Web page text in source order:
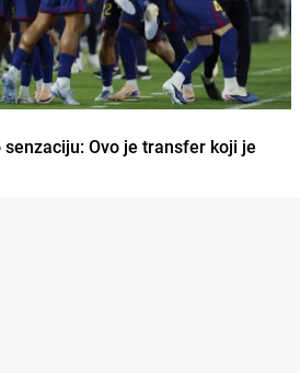
Ovo je transfer koji je